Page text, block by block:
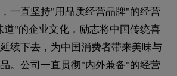
一直坚持"用品质经营品牌"的经营
道"的企业文化，励志将中国传统喜
续下去，为中国消费者带来美味与
。公司一直贯彻"内外兼备"的经营